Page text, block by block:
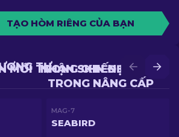
TẠO HÒM RIÊNG CỦA BẠN
NHẬN SKIN ĐẸP HƠN
TRONG NÂNG CẤP
MỚI TRONG CHIẾN ĐẤU
TỰ
MAG-7
SEABIRD